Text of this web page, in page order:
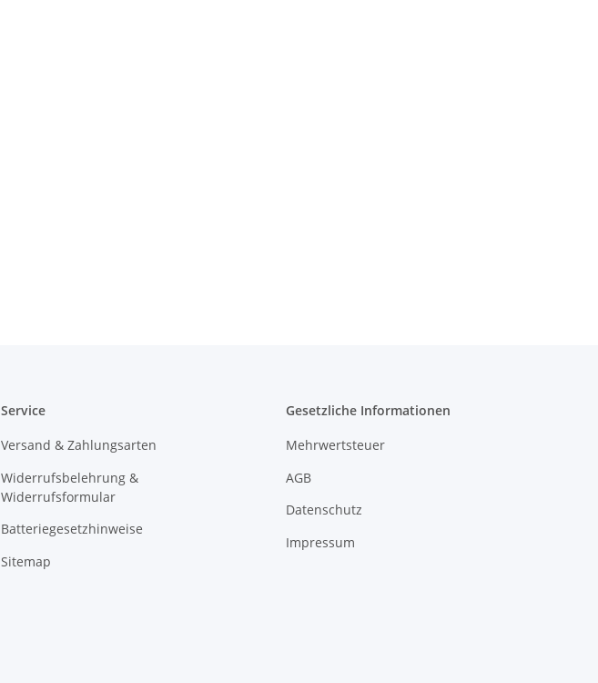
Service
Versand & Zahlungsarten
Widerrufsbelehrung &
Widerrufsformular
Batteriegesetzhinweise
Sitemap
Gesetzliche Informationen
Mehrwertsteuer
AGB
Datenschutz
Impressum